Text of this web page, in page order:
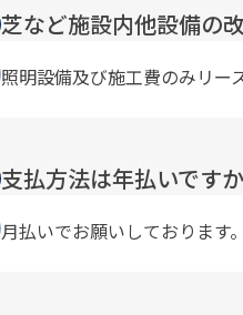
芝など施設内他設備の
照明設備及び施工費のみリー
支払方法は年払いです
月払いでお願いしております。